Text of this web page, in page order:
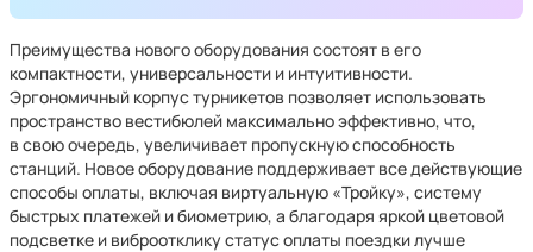
Преимущества нового оборудования состоят в его
компактности, универсальности и интуитивности.
Эргономичный корпус турникетов позволяет использовать
пространство вестибюлей максимально эффективно, что,
в свою очередь, увеличивает пропускную способность
станций. Новое оборудование поддерживает все действующие
способы оплаты, включая виртуальную «Тройку», систему
быстрых платежей и биометрию, а благодаря яркой цветовой
подсветке и виброотклику статус оплаты поездки лучше